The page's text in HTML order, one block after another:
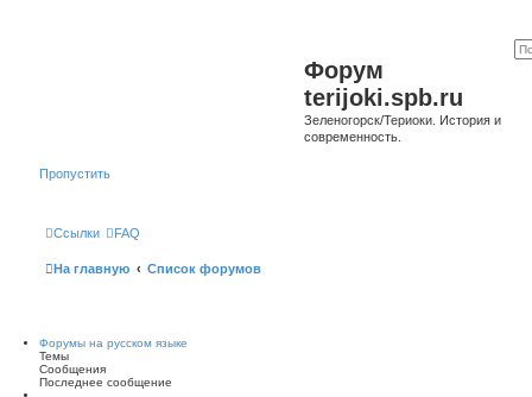
Форум
terijoki.spb.ru
Зеленогорск/Териоки. История и
современность.
Пропустить
Ссылки FAQ
На главную Список форумов
Форумы на русском языке
Темы
Сообщения
Последнее сообщение